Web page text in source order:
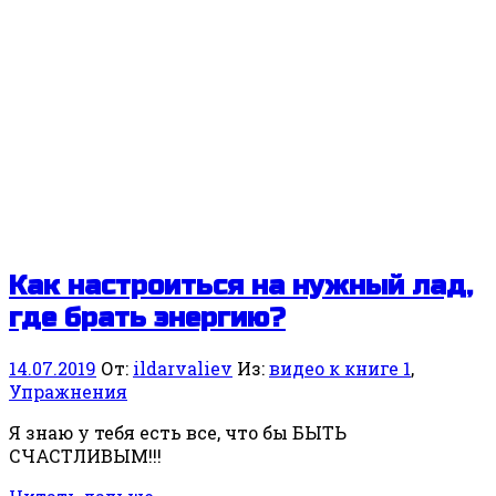
Как настроиться на нужный лад,
где брать энергию?
14.07.2019 От: ildarvaliev Из:видео к книге 1,
Упражнения
Я знаю у тебя есть все, что бы БЫТЬ
СЧАСТЛИВЫМ!!!